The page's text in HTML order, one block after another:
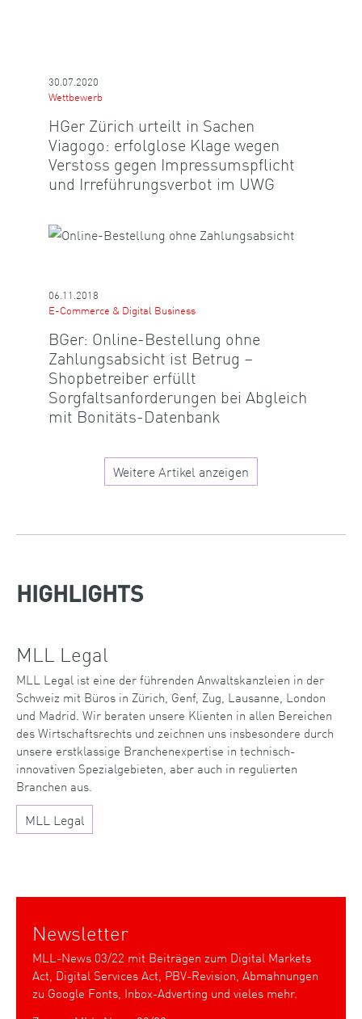
30.07.2020
Wettbewerb
HGer Zürich urteilt in Sachen
Viagogo: erfolglose Klage wegen
Verstoss gegen Impressumspflicht
und Irreführungsverbot im UWG
06.11.2018
E-Commerce & Digital Business
BGer: Online-Bestellung ohne
Zahlungsabsicht ist Betrug –
Shopbetreiber erfüllt
Sorgfaltsanforderungen bei Abgleich
mit Bonitäts-Datenbank
Weitere Artikel anzeigen
HIGHLIGHTS
MLL Legal
MLL Legal ist eine der führenden Anwaltskanzleien in der
Schweiz mit Büros in Zürich, Genf, Zug, Lausanne, London
und Madrid. Wir beraten unsere Klienten in allen Bereichen
des Wirtschaftsrechts und zeichnen uns insbesondere durch
unsere erstklassige Branchenexpertise in technisch-
innovativen Spezialgebieten, aber auch in regulierten
Branchen aus.
MLL Legal
Newsletter
MLL-News 03/22 mit Beiträgen zum Digital Markets
Act, Digital Services Act, PBV-Revision, Abmahnungen
zu Google Fonts, Inbox-Adverting und vieles mehr.